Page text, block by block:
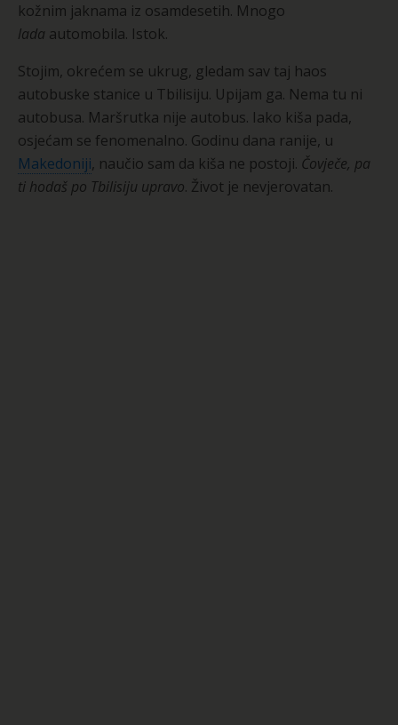
kožnim jaknama iz osamdesetih. Mnogo
lada automobila. Istok.
Stojim, okrećem se ukrug, gledam sav taj haos
autobuske stanice u Tbilisiju. Upijam ga. Nema tu ni
autobusa. Maršrutka nije autobus. Iako kiša pada,
osjećam se fenomenalno. Godinu dana ranije, u
Makedoniji, naučio sam da kiša ne postoji. Čovječe, pa
ti hodaš po Tbilisiju upravo. Život je nevjerovatan.